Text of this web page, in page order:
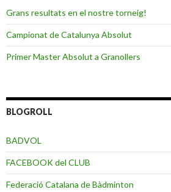
Grans resultats en el nostre torneig!
Campionat de Catalunya Absolut
Primer Master Absolut a Granollers
BLOGROLL
BADVOL
FACEBOOK del CLUB
Federació Catalana de Bàdminton